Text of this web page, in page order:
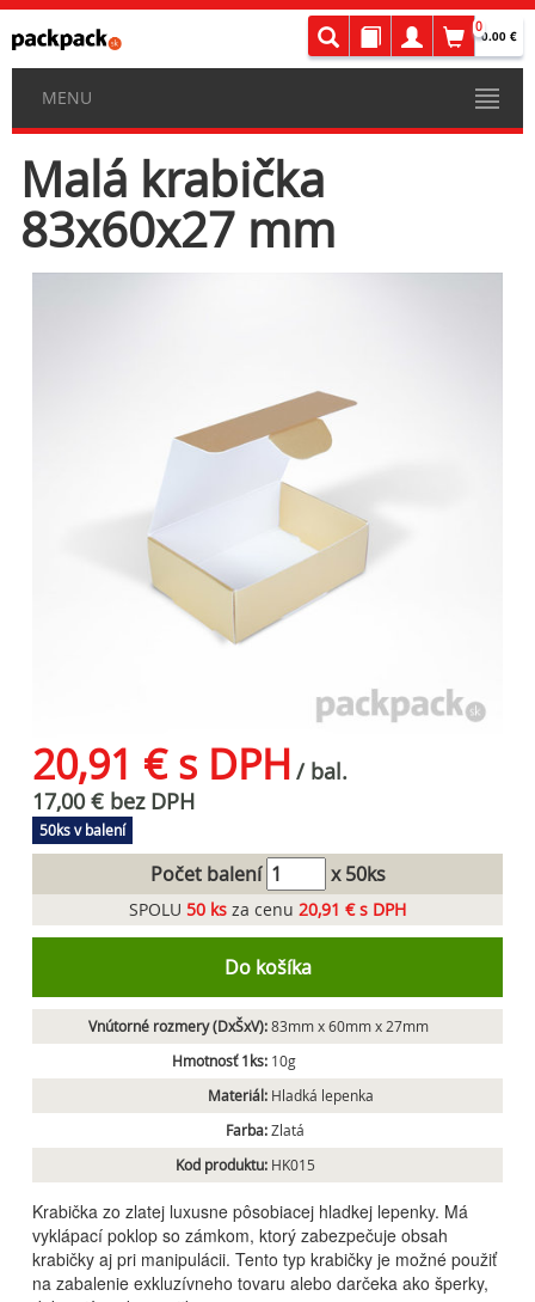
0
0.00 €
MENU
Malá krabička
83x60x27 mm
20,91 € s DPH / bal.
17,00 € bez DPH
50ks v balení
Počet balení x 50ks
SPOLU 50 ks za cenu 20,91 € s DPH
Do košíka
Vnútorné rozmery (DxŠxV):83mm x 60mm x 27mm
Hmotnosť 1ks: 10g
Materiál: Hladká lepenka
Farba:Zlatá
Kod produktu: HK015
Krabička zo zlatej luxusne pôsobiacej hladkej lepenky. Má
vyklápací poklop so zámkom, ktorý zabezpečuje obsah
krabičky aj pri manipulácii. Tento typ krabičky je možné použiť
na zabalenie exkluzívneho tovaru alebo darčeka ako šperky,